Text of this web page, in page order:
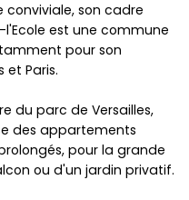
son cadre
est une commune
pour son
et Paris.
du parc de Versailles,
des appartements
pour la grande
ou d'un jardin privatif.